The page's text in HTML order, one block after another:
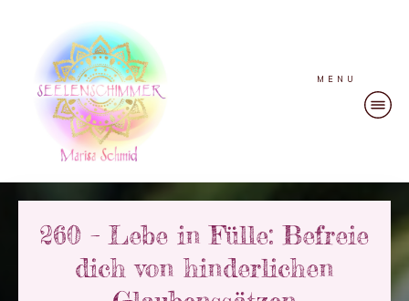
MENU
260 – Lebe in Fülle: Befreie
dich von hinderlichen